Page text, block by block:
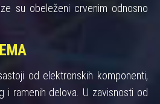
su obeleženi crvenim odnosno
od elektronskih komponenti,
i ramenih delova. U zavisnosti od